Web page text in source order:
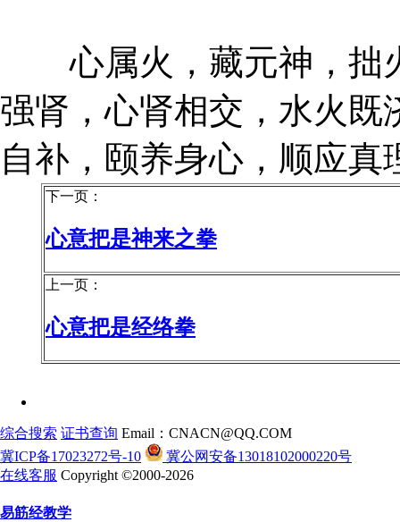
心属火，藏元神，拙
强肾，心肾相交，水火既
自补，颐养身心，顺应真
下一页：
心意把是神来之拳
上一页：
心意把是经络拳
综合搜索 证书查询 Email：CNACN@QQ.COM
冀ICP备17023272号-10
冀公网安备13018102000220号
在线客服 Copyright ©2000-2026
易筋经教学